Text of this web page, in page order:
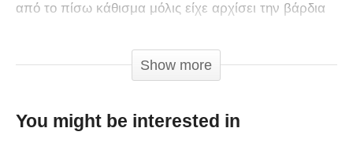
από το πίσω κάθισμα μόλις είχε αρχίσει την βάρδια
πολύ πιο άτυχος από το θύμα του, αφού ακριβώς
από πίσω βρισκόταν ένα περιπολικό.
Show more
You might be interested in